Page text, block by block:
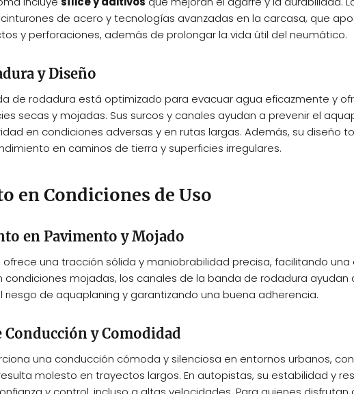
de acero y tecnologías avanzadas en la carcasa, que
y perforaciones, además de prolongar la vida útil del neumático.
y Diseño
de rodadura está optimizado para evacuar agua eficazmente y
secas y mojadas. Sus surcos y canales ayudan a prevenir el
en condiciones adversas y en rutas largas. Además, su diseño
en caminos de tierra y superficies irregulares.
en Condiciones de Uso
en Pavimento y Mojado
ofrece una tracción sólida y maniobrabilidad precisa, facilitando una
condiciones mojadas, los canales de la banda de rodadura ayudan
riesgo de aquaplaning y garantizando una buena adherencia.
Conducción y Comodidad
una conducción cómoda y silenciosa en entornos urbanos,
molesto en trayectos largos. En autopistas, su estabilidad y